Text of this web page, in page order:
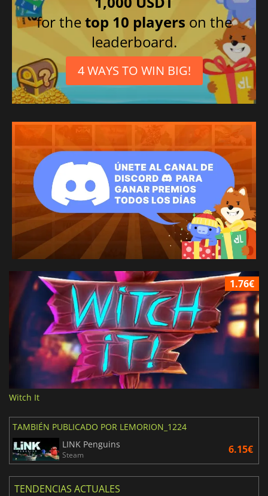
for thetop 10 players on the
leaderboard.
4 WAYS TO WIN BIG!
1.76€
Witch It
TAMBIÉN PUBLICADO POR LEMORION_1224
LINK Penguins
Steam 6.15€
TENDENCIAS ACTUALES